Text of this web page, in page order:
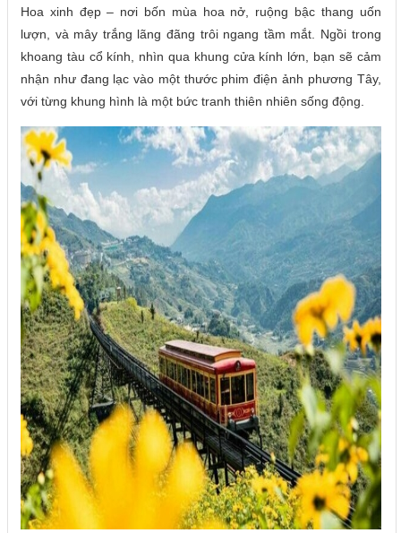
Hoa xinh đẹp – nơi bốn mùa hoa nở, ruộng bậc thang uốn
lượn, và mây trắng lãng đãng trôi ngang tầm mắt. Ngồi trong
khoang tàu cổ kính, nhìn qua khung cửa kính lớn, bạn sẽ cảm
nhận như đang lạc vào một thước phim điện ảnh phương Tây,
với từng khung hình là một bức tranh thiên nhiên sống động.